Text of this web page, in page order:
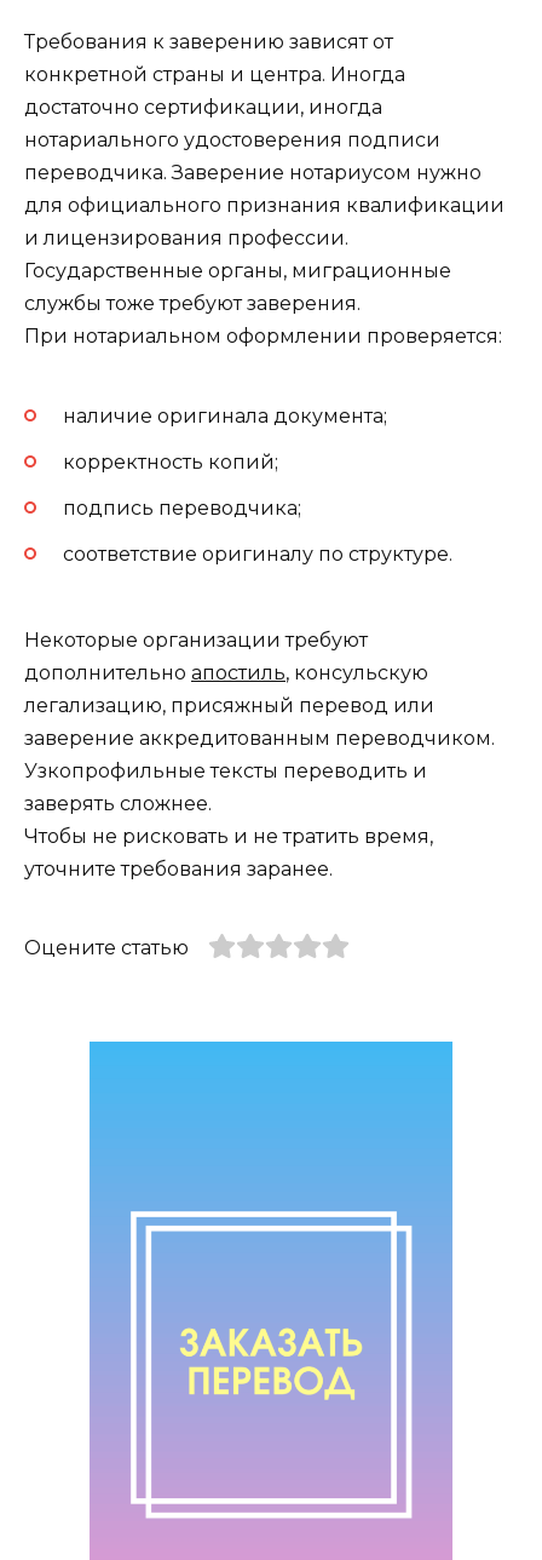
Требования к заверению зависят от
конкретной страны и центра. Иногда
достаточно сертификации, иногда
нотариального удостоверения подписи
переводчика. Заверение нотариусом нужно
для официального признания квалификации
и лицензирования профессии.
Государственные органы, миграционные
службы тоже требуют заверения.
При нотариальном оформлении проверяется:
наличие оригинала документа;
корректность копий;
подпись переводчика;
соответствие оригиналу по структуре.
Некоторые организации требуют
дополнительно апостиль, консульскую
легализацию, присяжный перевод или
заверение аккредитованным переводчиком.
Узкопрофильные тексты переводить и
заверять сложнее.
Чтобы не рисковать и не тратить время,
уточните требования заранее.
Оцените статью